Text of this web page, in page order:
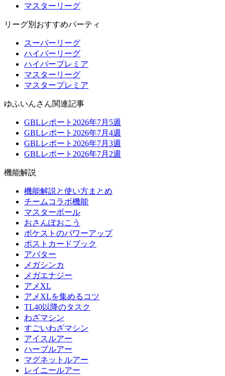
マスターリーグ
リーグ別おすすめパーティ
スーパーリーグ
ハイパーリーグ
ハイパープレミア
マスターリーグ
マスタープレミア
ゆふいんさん関連記事
GBLレポート2026年7月5週
GBLレポート2026年7月4週
GBLレポート2026年7月3週
GBLレポート2026年7月2週
機能解説
機能解説と使い方まとめ
チームコラボ機能
マスターボール
おさんぽおこう
ポケストのパワーアップ
ポストカードブック
アバター
メガシンカ
メガエナジー
アメXL
アメXLを集めるコツ
TL40以降のタスク
わざマシン
すごいわざマシン
アイスルアー
ハーブルアー
マグネットルアー
レイニールアー